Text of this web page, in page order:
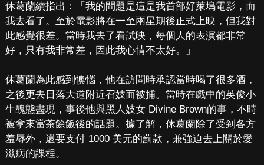
休葛蘭續指出：「我的問題是這是我首部好萊塢電影，而
我去看了。至於電影將在一至兩星期後正式上映，但我對
此感覺很差。當時我去了看試映，每個人的表演都非常
好，只有我非常差，因此我心情不太好。」
休葛蘭為此感到懊惱，他在訪問時承認當時喝了很多酒，
之後更去日落大道附近召妓而被捕。當時在戲中的英俊小
生醜態盡現，事後他與黑人妓女 Divine Brown的事，不時
被拿來當茶餘飯後的話題。據了解，休葛蘭除了受到各方
羞辱外，還要支付 1000 美元的罰款，兼強迫去上關於愛
滋病的課程。